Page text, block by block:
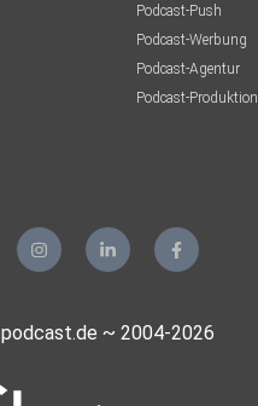
Podcast-Push
Podcast-Werbung
Podcast-Agentur
Podcast-Produktion
podcast.de ~ 2004-2026